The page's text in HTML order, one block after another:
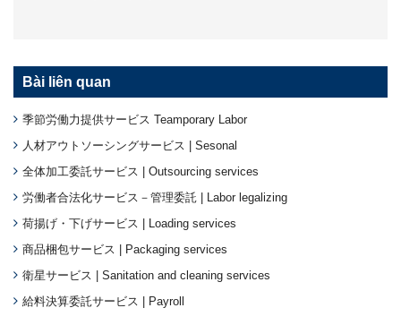
Bài liên quan
季節労働力提供サービス Teamporary Labor
人材アウトソーシングサービス | Sesonal
全体加工委託サービス | Outsourcing services
労働者合法化サービス－管理委託 | Labor legalizing
荷揚げ・下げサービス | Loading services
商品梱包サービス | Packaging services
衛星サービス | Sanitation and cleaning services
給料決算委託サービス | Payroll